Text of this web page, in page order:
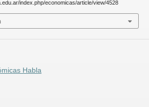
index.php/economicas/article/view/4528
Habla